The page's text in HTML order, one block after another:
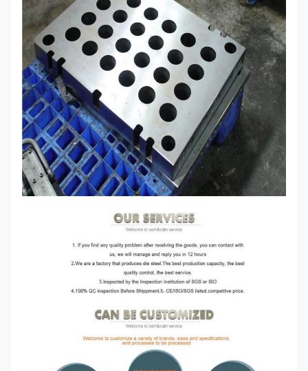
Tiempo de
muestra de
prueba
7-10 días después de la confirmación
El tiempo de
entrega
7-30 días después de recibir los prepagos
Condiciones
de pago
T/T, Unión Occidental, Paypal